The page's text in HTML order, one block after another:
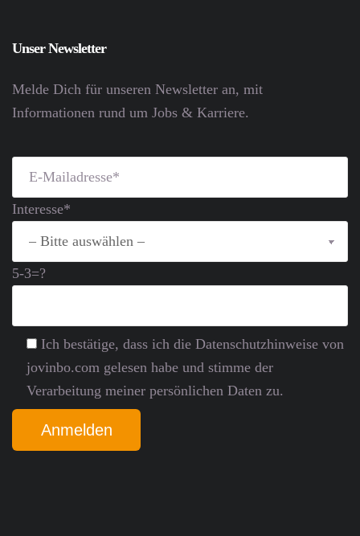
Unser Newsletter
Melde Dich für unseren Newsletter an, mit
Informationen rund um Jobs & Karriere.
Interesse*
5-3=?
Ich bestätige, dass ich die Datenschutz­hinweise von
jovinbo.com gelesen habe und stimme der
Verarbeitung meiner persönlichen Daten zu.